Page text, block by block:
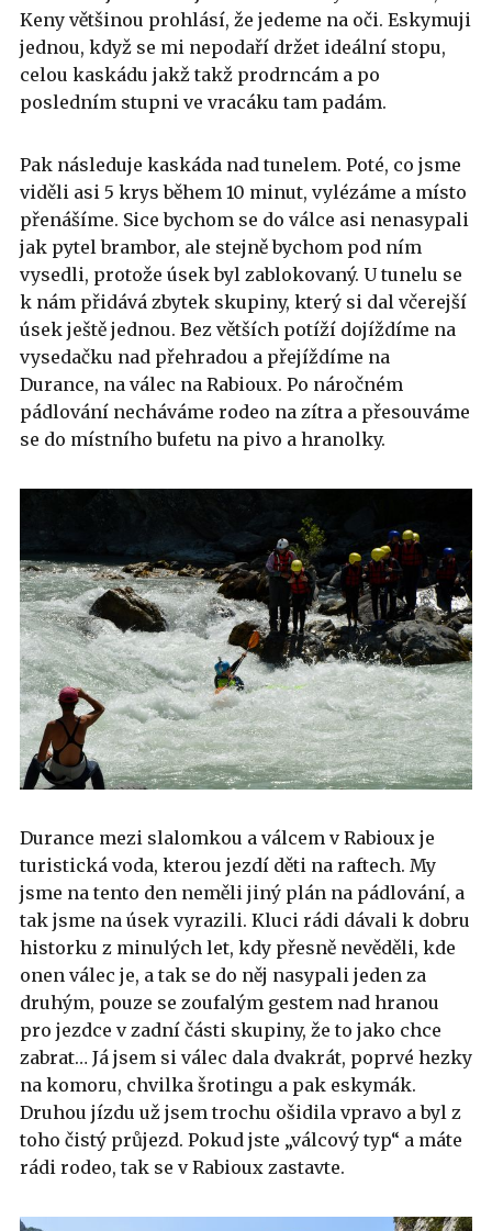
Keny většinou prohlásí, že jedeme na oči. Eskymuji
jednou, když se mi nepodaří držet ideální stopu,
celou kaskádu jakž takž prodrncám a po
posledním stupni ve vracáku tam padám.
Pak následuje kaskáda nad tunelem. Poté, co jsme
viděli asi 5 krys během 10 minut, vylézáme a místo
přenášíme. Sice bychom se do válce asi nenasypali
jak pytel brambor, ale stejně bychom pod ním
vysedli, protože úsek byl zablokovaný. U tunelu se
k nám přidává zbytek skupiny, který si dal včerejší
úsek ještě jednou. Bez větších potíží dojíždíme na
vysedačku nad přehradou a přejíždíme na
Durance, na válec na Rabioux. Po náročném
pádlování necháváme rodeo na zítra a přesouváme
se do místního bufetu na pivo a hranolky.
Durance mezi slalomkou a válcem v Rabioux je
turistická voda, kterou jezdí děti na raftech. My
jsme na tento den neměli jiný plán na pádlování, a
tak jsme na úsek vyrazili. Kluci rádi dávali k dobru
historku z minulých let, kdy přesně nevěděli, kde
onen válec je, a tak se do něj nasypali jeden za
druhým, pouze se zoufalým gestem nad hranou
pro jezdce v zadní části skupiny, že to jako chce
zabrat… Já jsem si válec dala dvakrát, poprvé hezky
na komoru, chvilka šrotingu a pak eskymák.
Druhou jízdu už jsem trochu ošidila vpravo a byl z
toho čistý průjezd. Pokud jste „válcový typ“ a máte
rádi rodeo, tak se v Rabioux zastavte.